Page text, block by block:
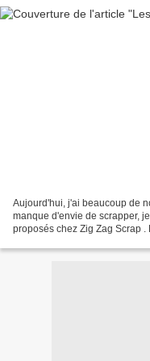
Aujourd'hui, j'ai beaucoup de
manque d'envie de scrapper,
proposés chez Zig Zag Scrap .